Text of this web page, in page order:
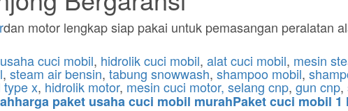
dan motor lengkap siap pakai untuk pemasangan peralatan
cuci mobil, hidrolik cuci mobil, alat cuci mobil, mesin
, steam air bensin, tabung snowwash, shampoo mobil,
type x, hidrolik motor, mesin cuci motor, selang cnp, gun cnp,
paket usaha cuci mobil murahPaket cuci mobil